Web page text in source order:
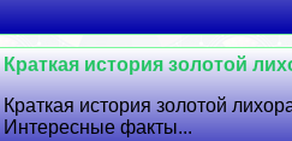
Краткая история золотой
Краткая история золотой
Интересные факты...